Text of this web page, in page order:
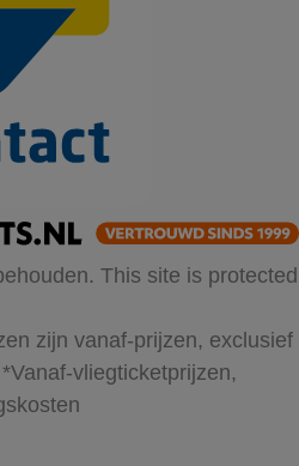
This site is protected
zijn vanaf-prijzen, exclusief
*Vanaf-vliegticketprijzen,